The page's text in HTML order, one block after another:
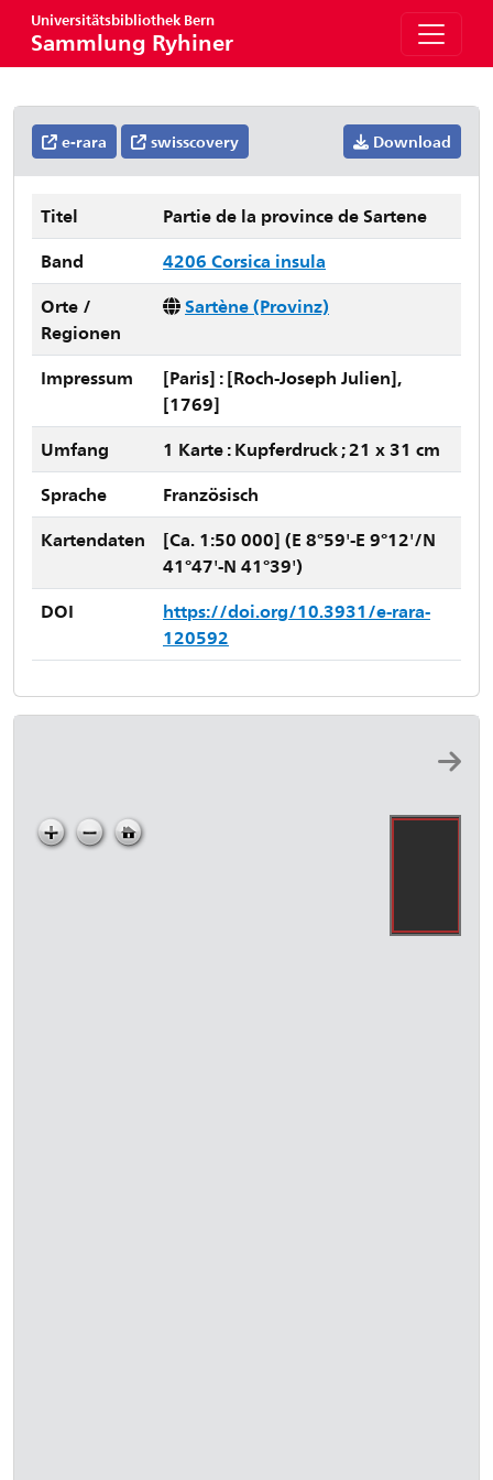
Universitätsbibliothek Bern
Sammlung Ryhiner
e-rara swisscovery Download
Titel
Partie de la province de Sartene
Band
4206 Corsica insula
Orte /
Regionen
Sartène (Provinz)
Impressum
[Paris] : [Roch-Joseph Julien],
[1769]
Umfang
1 Karte : Kupferdruck ; 21 x 31 cm
Sprache
Französisch
Kartendaten
[Ca. 1:50 000] (E 8°59'-E 9°12'/N
41°47'-N 41°39')
DOI
https://doi.org/10.3931/e-rara-
120592